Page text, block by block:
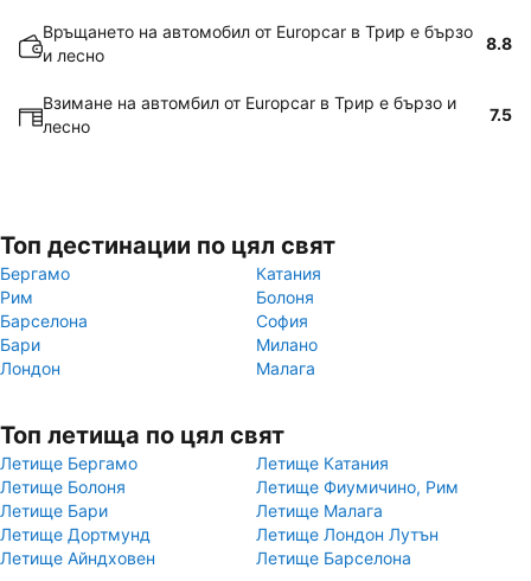
Връщането на автомобил от Europcar в Трир е бързо
и лесно
8.8
Взимане на автомбил от Europcar в Трир е бързо и
лесно
7.5
Топ дестинации по цял свят
Бергамо
Катания
Рим
Болоня
Барселона
София
Бари
Милано
Лондон
Малага
Топ летища по цял свят
Летище Бергамо
Летище Катания
Летище Болоня
Летище Фиумичино, Рим
Летище Бари
Летище Малага
Летище Дортмунд
Летище Лондон Лутън
Летище Айндховен
Летище Барселона